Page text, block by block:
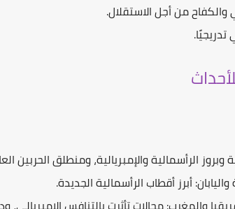
والكفاح من أجل الاستقلال.
الرأسمالية والإمبريالية، ومنطلق الحربين
: أبرز أقطاب الرأسمالية الجديدة.